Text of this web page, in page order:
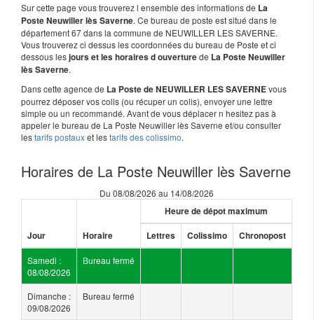
Sur cette page vous trouverez l ensemble des informations de La
Poste Neuwiller lès Saverne. Ce bureau de poste est situé dans le
département 67 dans la commune de NEUWILLER LES SAVERNE.
Vous trouverez ci dessus les coordonnées du bureau de Poste et ci
dessous lesjours et les horaires d ouverturede La Poste Neuwiller
lès Saverne.
Dans cette agence de La Poste de NEUWILLER LES SAVERNEvous
pourrez déposer vos colis (ou récuper un colis), envoyer une lettre
simple ou un recommandé. Avant de vous déplacer n hesitez pas à
appeler le bureau de La Poste Neuwiller lès Saverne et/ou consulter
lestarifs postauxet lestarifs des colissimo.
Horaires de La Poste Neuwiller lès Saverne
Du 08/08/2026 au 14/08/2026
Jour Horaire
Heure de dépot maximum
Lettres Colissimo Chronopost
Samedi :
08/08/2026
Bureau fermé
Dimanche :
09/08/2026
Bureau fermé